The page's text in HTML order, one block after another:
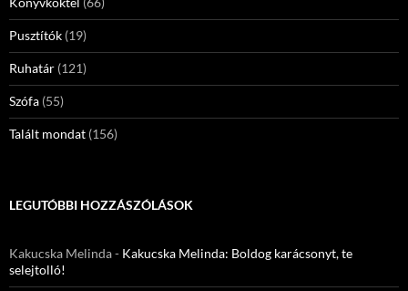
Pusztítók (19)
Ruhatár (121)
Szófa (55)
Talált mondat (156)
LEGUTÓBBI HOZZÁSZÓLÁSOK
Kakucska Melinda- Kakucska Melinda: Boldog karácsonyt, te
selejtolló!